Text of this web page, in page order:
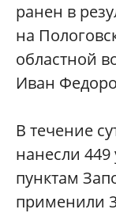
ранен в
на
областной
Иван
В течение
нанесли
пунктам
применили